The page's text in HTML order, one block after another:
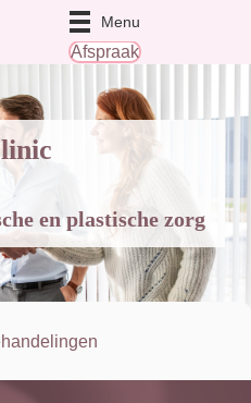
Menu
Afspraak
en plastische zorg